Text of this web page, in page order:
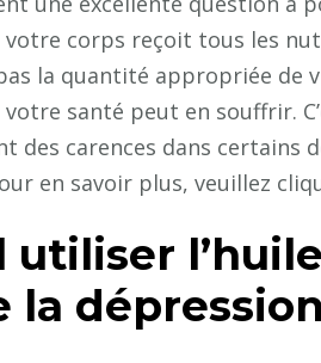
votre corps reçoit tous les
la quantité appropriée de
santé peut en souffrir.
des carences dans certains
en savoir plus, veuillez
utiliser
la